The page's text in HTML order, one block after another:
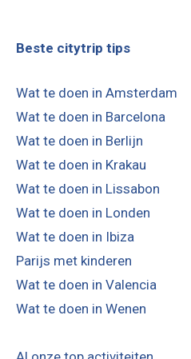
Beste citytrip tips
Wat te doen in Amsterdam
Wat te doen in Barcelona
Wat te doen in Berlijn
Wat te doen in Krakau
Wat te doen in Lissabon
Wat te doen in Londen
Wat te doen in Ibiza
Parijs met kinderen
Wat te doen in Valencia
Wat te doen in Wenen